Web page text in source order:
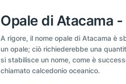
Opale di Atacama
A rigore, il nome opale di Atacama è
un opale; ciò richiederebbe una
si stabilisce un nome, come è
chiamato calcedonio oceanico.